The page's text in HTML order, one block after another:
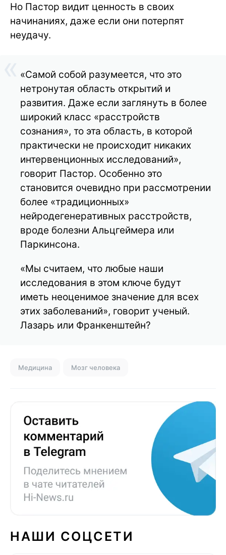
Но Пастор видит ценность в своих
начинаниях, даже если они потерпят
неудачу.
«Самой собой разумеется, что это
нетронутая область открытий и
развития. Даже если заглянуть в более
широкий класс «расстройств
сознания», то эта область, в которой
практически не происходит никаких
интервенционных исследований»,
говорит Пастор. Особенно это
становится очевидно при рассмотрении
более «традиционных»
нейродегенеративных расстройств,
вроде болезни Альцгеймера или
Паркинсона.
«Мы считаем, что любые наши
исследования в этом ключе будут
иметь неоценимое значение для всех
этих заболеваний», говорит ученый.
Лазарь или Франкенштейн?
Медицина Мозг человека
НАШИ СОЦСЕТИ